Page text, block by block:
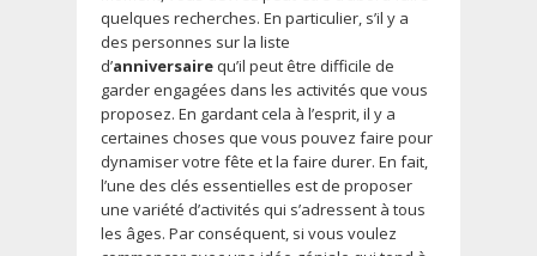
quelques recherches. En particulier, s’il y a
des personnes sur la liste
d’anniversairequ’il peut être difficile de
garder engagées dans les activités que vous
proposez. En gardant cela à l’esprit, il y a
certaines choses que vous pouvez faire pour
dynamiser votre fête et la faire durer. En fait,
l’une des clés essentielles est de proposer
une variété d’activités qui s’adressent à tous
les âges. Par conséquent, si vous voulez